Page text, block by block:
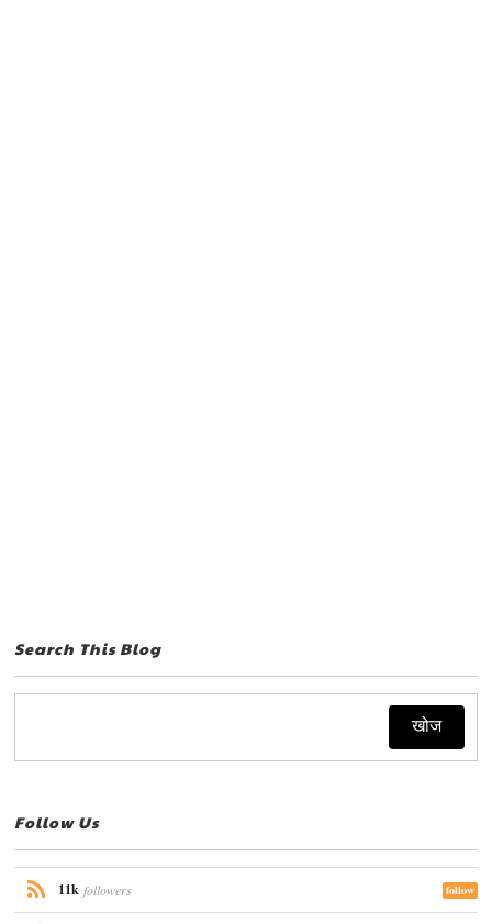
Search This Blog
Follow Us
11k followers follow